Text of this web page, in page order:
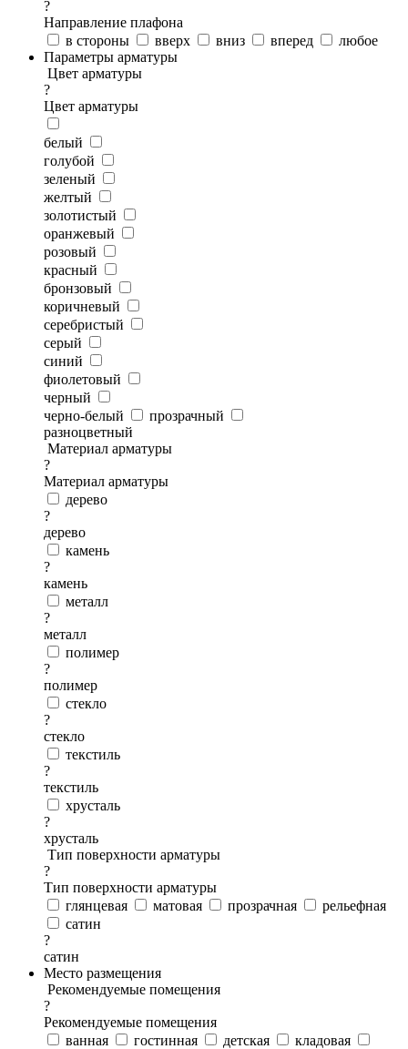
?
Направление плафона
в стороны
вверх вниз вперед
любое
Параметры арматуры
Цвет арматуры
?
Цвет арматуры
белый
голубой
зеленый
желтый
золотистый
оранжевый
розовый
красный
бронзовый
коричневый
серебристый
серый
синий
фиолетовый
черный
черно-белый
прозрачный
разноцветный
Материал арматуры
?
Материал арматуры
дерево
?
дерево
камень
?
камень
металл
?
металл
полимер
?
полимер
стекло
?
стекло
текстиль
?
текстиль
хрусталь
?
хрусталь
Тип поверхности арматуры
?
Тип поверхности арматуры
глянцевая
матовая прозрачная
рельефная
сатин
?
сатин
Место размещения
Рекомендуемые помещения
?
Рекомендуемые помещения
ванная
гостинная детская
кладовая